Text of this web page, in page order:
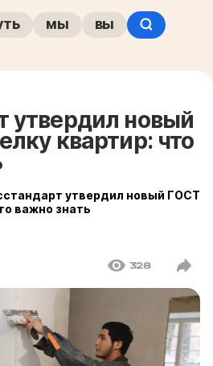
мы вы
утвердил новый
квартир: что
утвердил новый ГОСТ
важно знать
328